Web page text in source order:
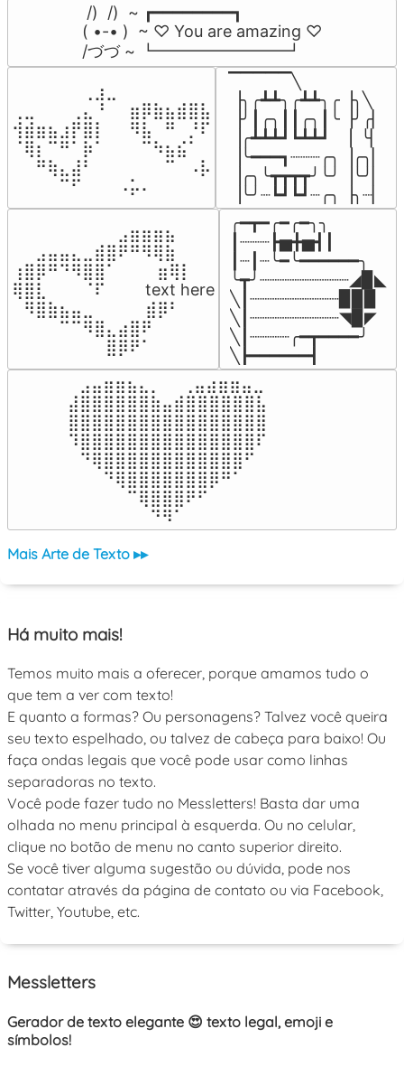
/)  /)  ~ ┏━━━━━━━━┓
( •-• )  ~ ♡ You are amazing ♡
/づづ ~ ┗━━━━━━━━┛
⠀⠀⠀⠀⠀⠀⢀⣰⣀⠀⠀⠀⠀⠀⠀⠀⠀
⢀⣀⠀⠀⠀⢀⣄⠘⠀⠀⣶⡿⣷⣦⣾⣿⣧
⢺⣾⣶⣦⣰⡟⣿⡇⠀⠀⠻⣧⠀⠛⠀⡘⠏
⠈⢿⡆⠉⠛⠁⡷⠁⠀⠀⠀⠉⠳⣦⣮⠁⠀
⠀⠀⠛⢷⣄⣼⠃⠀⠀⠀⠀⠀⠀⠉⠀⠠⡧
⠀⠀⠀⠀⠉⠋⠀⠀⠀⠠⡥⠄⠀⠀⠀⠀⠀
▔▔▔▔▔╲
▕╮╭┻┻╮╭┻┻╮╭▕╮╲
▕╯┃╭╮┃┃╭╮┃╰▕╯╭▏
▕╭┻┻┻┛┗┻┻┛  ▕  ╰▏
▕╰━━━┓┈┈┈╭╮▕╭╮▏
▕╭╮╰┳┳┳┳╯╰╯▕╰╯▏
▕╰╯┈┗┛┗┛┈╭╮▕╮┈▏
⠀⠀⠀⠀⠀⠀⠀⠀⠀⣠⣶⣶⣶⣦⠀⠀
⠀⠀⣠⣤⣤⣄⣀⣾⣿⠟⠛⠻⢿⣷⠀
⢰⣿⡿⠛⠙⠻⣿⣿⠁⠀⠀ ⠀⣶⢿⡇
⢿⣿⣇⠀⠀⠀⠈⠏⠀⠀⠀ text here
⠀⠻⣿⣷⣦⣤⣀⠀⠀⠀ ⠀⣾⡿⠃⠀
⠀⠀⠀⠀⠉⠉⠻⣿⣄⣴⣿⠟⠀⠀⠀
⠀⠀⠀⠀⠀⠀⠀⠀⣿⡿⠟⠁⠀⠀⠀
╭━┳━╭━╭━╮╮
┃┈┈┈┣▅╋▅┫┃
┃┈┃┈╰━╰━━━━━━╮
╰┳╯┈┈┈┈┈┈┈┈┈◢▉◣
╲┃┈┈┈┈┈┈┈┈┈▉▉▉
╲┃┈┈┈┈┈┈┈┈┈◥▉◤
╲┃┈┈┈┈╭━┳━━━━╯
╲┣━━━━━━┫﻿
⠀⣠⣤⣶⣶⣦⣄⡀  ⠀⢀⣤⣴⣶⣶⣤⣀⠀
⣼⣿⣿⣿⣿⣿⣿⣷⣤⣾⣿⣿⣿⣿⣿⣿⣧
⣿⣿⣿⣿⣿⣿⣿⣿⣿⣿⣿⣿⣿⣿⣿⣿⣿
⠹⣿⣿⣿⣿⣿⣿⣿⣿⣿⣿⣿⣿⣿⣿⣿⠏
⠀⠙⢿⣿⣿⣿⣿⣿⣿⣿⣿⣿⣿⣿⣿⠋⠀
⠀⠀⠀⠙⢿⣿⣿⣿⣿⣿⣿⣿⡿⠛⠁⠀⠀
⠀⠀⠀⠀⠀⠉⢿⣿⣿⣿⠟⠋⠀⠀⠀⠀⠀
⠀⠀⠀⠀⠀⠀⠀⠙⠻⠁⠀⠀⠀⠀⠀⠀⠀⠀⠀⠀⠀⠀⠀
Mais Arte de Texto ▸▸
Há muito mais!
Temos muito mais a oferecer, porque amamos tudo o
que tem a ver com texto!
E quanto a formas? Ou personagens? Talvez você queira
seu texto espelhado, ou talvez de cabeça para baixo! Ou
faça ondas legais que você pode usar como linhas
separadoras no texto.
Você pode fazer tudo no Messletters! Basta dar uma
olhada no menu principal à esquerda. Ou no celular,
clique no botão de menu no canto superior direito.
Se você tiver alguma sugestão ou dúvida, pode nos
contatar através da página de contato ou via Facebook,
Twitter, Youtube, etc.
Messletters
Gerador de texto elegante 😍 texto legal, emoji e
símbolos!